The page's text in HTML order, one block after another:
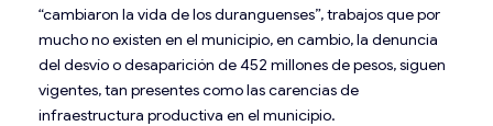
“cambiaron la vida de los duranguenses”, trabajos que por
mucho no existen en el municipio, en cambio, la denuncia
del desvío o desaparición de 452 millones de pesos, siguen
vigentes, tan presentes como las carencias de
infraestructura productiva en el municipio.